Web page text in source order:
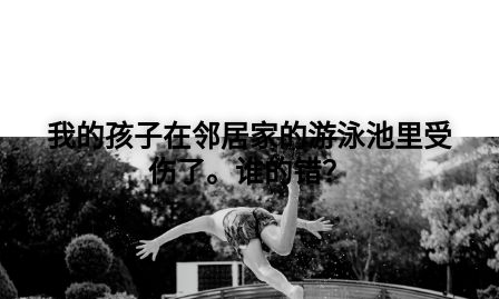
我的孩子在邻居家的游泳池里受
伤了。谁的错？